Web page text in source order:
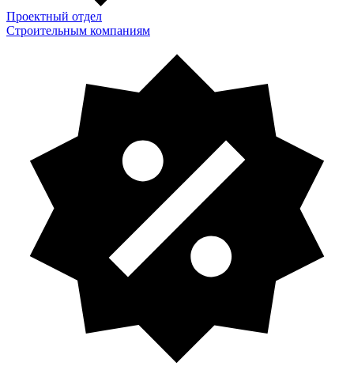
Проектный отдел
Строительным компаниям